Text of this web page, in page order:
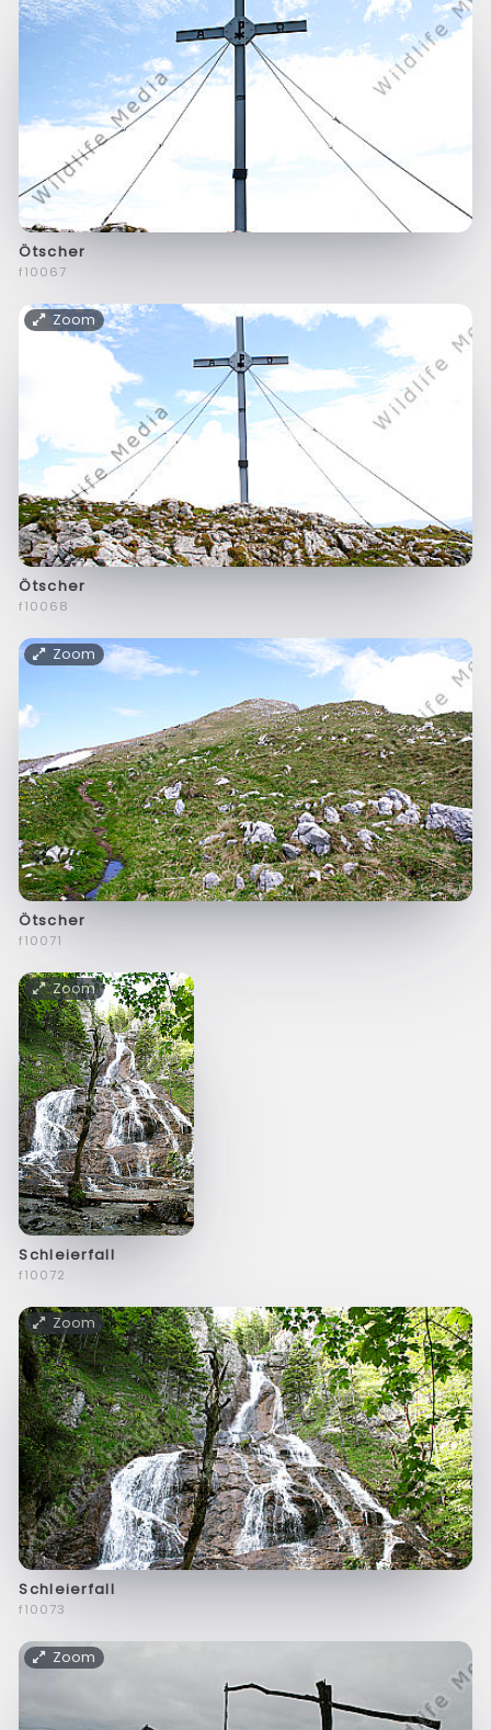
Ötscher
f10067
Zoom
Ötscher
f10068
Zoom
Ötscher
f10071
Zoom
Schleierfall
f10072
Zoom
Schleierfall
f10073
Zoom